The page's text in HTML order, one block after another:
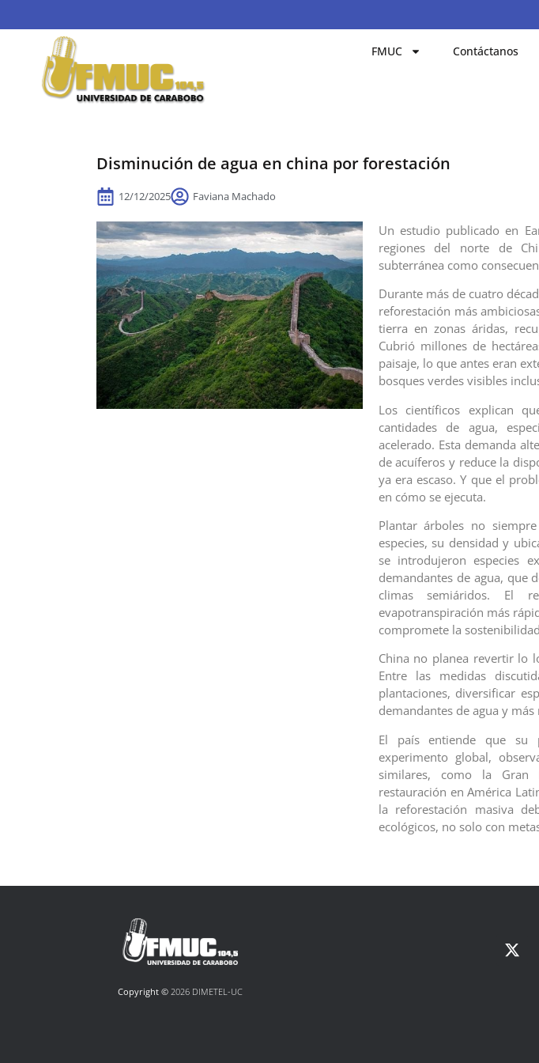
FMUC Contáctanos
Disminución de agua en china por forestación
12/12/2025 Faviana Machado
Un estudio publicado en
regiones del norte de
subterránea como
Durante más de cuatro
reforestación más
tierra en zonas áridas,
Cubrió millones de
paisaje, lo que antes eran
bosques verdes visibles
Los científicos explican
cantidades de agua,
acelerado. Esta demanda
de acuíferos y reduce la
ya era escaso. Y que el
en cómo se ejecuta.
Plantar árboles no
especies, su densidad y
se introdujeron especies
demandantes de agua, que
climas semiáridos. El
evapotranspiración más
compromete la
‎‎China no planea revertir lo
Entre las medidas
plantaciones, diversificar
demandantes de agua y
El país entiende que su
experimento global,
similares, como la Gran
restauración en América
la reforestación masiva
ecológicos, no solo con
Copyright ©2026 DIMETEL-UC